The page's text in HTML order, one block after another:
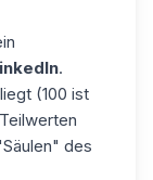
.
(100 ist
des